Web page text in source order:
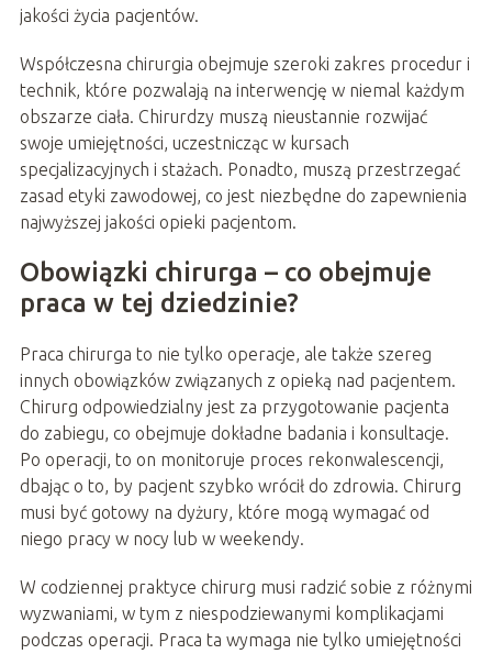
jakości życia pacjentów.
Współczesna chirurgia obejmuje szeroki zakres procedur i
technik, które pozwalają na interwencję w niemal każdym
obszarze ciała. Chirurdzy muszą nieustannie rozwijać
swoje umiejętności, uczestnicząc w kursach
specjalizacyjnych i stażach. Ponadto, muszą przestrzegać
zasad etyki zawodowej, co jest niezbędne do zapewnienia
najwyższej jakości opieki pacjentom.
Obowiązki chirurga – co obejmuje
praca w tej dziedzinie?
Praca chirurga to nie tylko operacje, ale także szereg
innych obowiązków związanych z opieką nad pacjentem.
Chirurg odpowiedzialny jest za przygotowanie pacjenta
do zabiegu, co obejmuje dokładne badania i konsultacje.
Po operacji, to on monitoruje proces rekonwalescencji,
dbając o to, by pacjent szybko wrócił do zdrowia. Chirurg
musi być gotowy na dyżury, które mogą wymagać od
niego pracy w nocy lub w weekendy.
W codziennej praktyce chirurg musi radzić sobie z różnymi
wyzwaniami, w tym z niespodziewanymi komplikacjami
podczas operacji. Praca ta wymaga nie tylko umiejętności